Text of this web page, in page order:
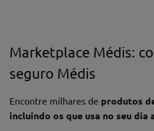
Marketplace Médis:
seguro Médis
Encontre milhares de produtos
incluindo os que usa no seu dia